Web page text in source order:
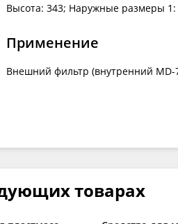
Высота: 343; Наружные размеры
Применение
Внешний фильтр (внутренний
товарах